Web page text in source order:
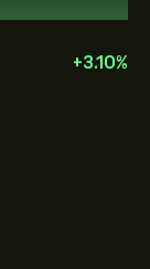
+3.10%